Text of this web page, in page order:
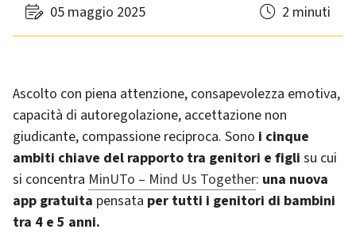
05 maggio 2025 2 minuti
Ascolto con piena attenzione, consapevolezza emotiva,
capacità di autoregolazione, accettazione non
giudicante, compassione reciproca. Sono i cinque
ambiti chiave del rapporto tra genitori e figli su cui
si concentra MinUTo – Mind Us Together: una nuova
app gratuita pensata per tutti i genitori di bambini
tra 4 e 5 anni.